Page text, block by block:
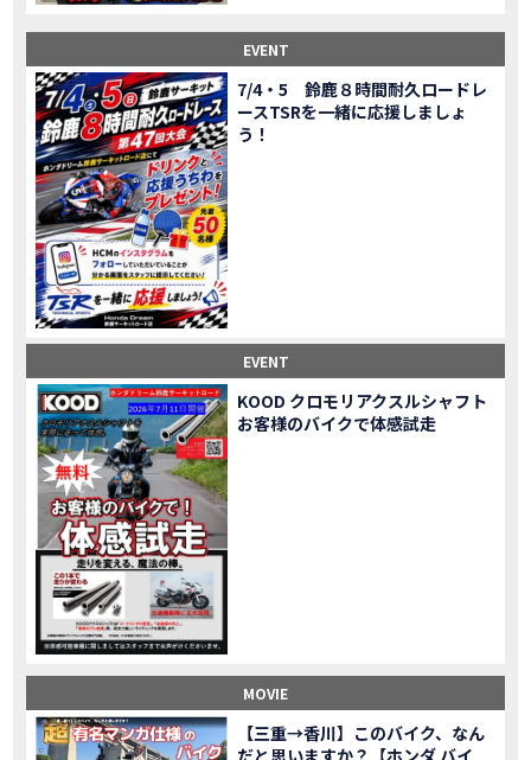
Honda Dream 四日市のご紹介
MOVIE Honda Dream 鈴鹿のご紹介
MOVIE
Honda Dream 松阪のご紹介
２月１２日 牡蠣ツーリングフォトギャラリー
EVENT 第6回オフロードスクールフォトギャラリー
EVENT Honda Dream鈴鹿・松阪・四日市 ３店舗合同周年祭フォトギャラリー
MOVIE Honda Dream鈴鹿・松阪・四日市 ３店舗合同周年祭レポート
NEW BIKE NEW BIKE「HAWK 11」新型ロードスポーツモデル HAWK 11を発売！
NEW BIKE NEW BIKE「ダックス125」新型レジャーバイク ダックス125を発売！
MOVIE Honda Dream 鈴鹿 オフロードスクール紹介
【新車中古車多数】三重県でバイクを探すなら！HondaDream松阪【ホンダ二輪車専門店】
MOVIE 【県下最大規模】三重県でバイクを探すなら！HondaDream鈴鹿【ホンダ二輪車専門店】
NEW BIKE 「CBR400R」「400X」の仕様 を一部変更し発売!
NEW BIKE 大型プレミアムツアラー「Gold Wing」 シリーズのカラーバリエーション を一部変更し発売!
NEW BIKE クルーザーモデル 「Rebel 250 S Edition」 に新色を追加し発表！
NEW BIKE 「CT125・ハンターカブ」 に新色を追加し発売！
NEW BIKE 「CB1100 EX Final Edition」「CB1100 RS Final Edition」を発売
NEW BIKE 「モンキー125」に5速トランスミッションを採用した新エンジンを搭載し発売！
NEW BIKE 「スーパーカブ C125」に環境性能を向上させた新エンジンを搭載し発売！
EVENT 【イベントレポート】2021年 7月25日 敦賀ツーリング
「ADV150」に受注期間限定のカラーリングを設定し発売！
NEW BIKE 「GB350」「GB350 S」新型ロードスポーツモデル GB350・GB350 S を発売！
EVENT
7/4・5 鈴鹿８時間耐久ロードレ
ースTSRを一緒に応援しましょ
う！
EVENT
KOOD クロモリアクスルシャフト
お客様のバイクで体感試走
MOVIE
【三重→香川】このバイク、なん